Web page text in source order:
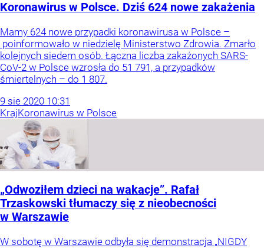
Koronawirus w Polsce. Dziś 624 nowe zakażenia
Mamy 624 nowe przypadki koronawirusa w Polsce –
poinformowało w niedzielę Ministerstwo Zdrowia. Zmarło
kolejnych siedem osób. Łączna liczba zakażonych SARS-
CoV-2 w Polsce wzrosła do 51 791, a przypadków
śmiertelnych – do 1 807.
9 sie 2020 10:31
KrajKoronawirus w Polsce
„Odwoziłem dzieci na wakacje”. Rafał
Trzaskowski tłumaczy się z nieobecności
w Warszawie
W sobotę w Warszawie odbyła się demonstracja „NIGDY